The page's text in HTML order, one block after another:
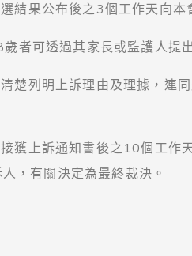
結果公布後之3個工作天向本
者可透過其家長或監護人提
楚列明上訴理由及理據，連
獲上訴通知書後之10個工作
，有關決定為最終裁決。